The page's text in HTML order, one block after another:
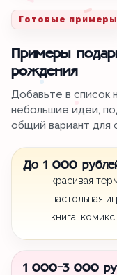
Готовые примеры
Примеры
рождения
Добавьте в список
небольшие идеи,
общий вариант для
До 1 000
красивая
настольная
книга,
1 000-3 000